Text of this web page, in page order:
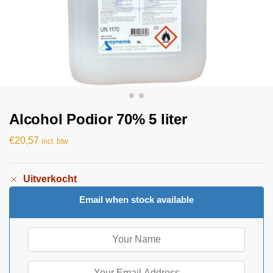
Alcohol Podior 70% 5 liter
€20,57 incl. btw
Uitverkocht
Email when stock available